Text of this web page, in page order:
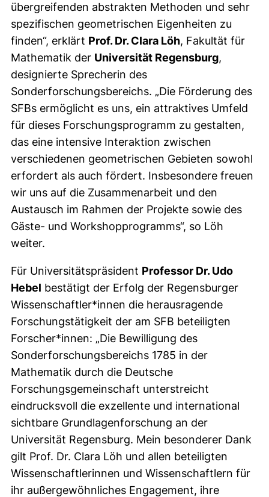
übergreifenden abstrakten Methoden und sehr
spezifischen geometrischen Eigenheiten zu
finden“, erklärt Prof. Dr. Clara Löh, Fakultät für
Mathematik der Universität Regensburg,
designierte Sprecherin des
Sonderforschungsbereichs. „Die Förderung des
SFBs ermöglicht es uns, ein attraktives Umfeld
für dieses Forschungsprogramm zu gestalten,
das eine intensive Interaktion zwischen
verschiedenen geometrischen Gebieten sowohl
erfordert als auch fördert. Insbesondere freuen
wir uns auf die Zusammenarbeit und den
Austausch im Rahmen der Projekte sowie des
Gäste- und Workshopprogramms“, so Löh
weiter.
Für Universitätspräsident Professor Dr. Udo
Hebel bestätigt der Erfolg der Regensburger
Wissenschaftler*innen die herausragende
Forschungstätigkeit der am SFB beteiligten
Forscher*innen: „Die Bewilligung des
Sonderforschungsbereichs 1785 in der
Mathematik durch die Deutsche
Forschungsgemeinschaft unterstreicht
eindrucksvoll die exzellente und international
sichtbare Grundlagenforschung an der
Universität Regensburg. Mein besonderer Dank
gilt Prof. Dr. Clara Löh und allen beteiligten
Wissenschaftlerinnen und Wissenschaftlern für
ihr außergewöhnliches Engagement, ihre